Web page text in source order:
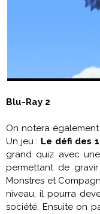
Blu-Ray 2
On notera
Un jeu : Le défi des
grand quiz avec
permettant de
Monstres et
niveau, il pourra
société. Ensuite on